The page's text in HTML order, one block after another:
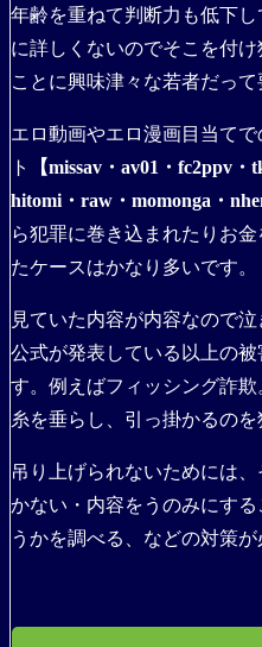
年齢を重ねて判断力も低下
に詳しくないのでそこを付
ことに興味津々な若者だって
エロ動画やエロ漫画目当て
ト
【missav・av01・fc2ppv
hitomi・raw・momonga・
ら犯罪に巻き込まれたりお
たケースはかなり多いです。
見ていた内容が内容なので
公式が発表している以上の
す。例えばフィッシング詐
糸を垂らし、引っ掛かるのを
吊り上げられないためには
かない・内容をうのみにす
うかを調べる、などの対策が